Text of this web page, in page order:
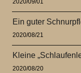
2020/09/01
Ein guter
2020/08/21
Kleine
2020/08/20